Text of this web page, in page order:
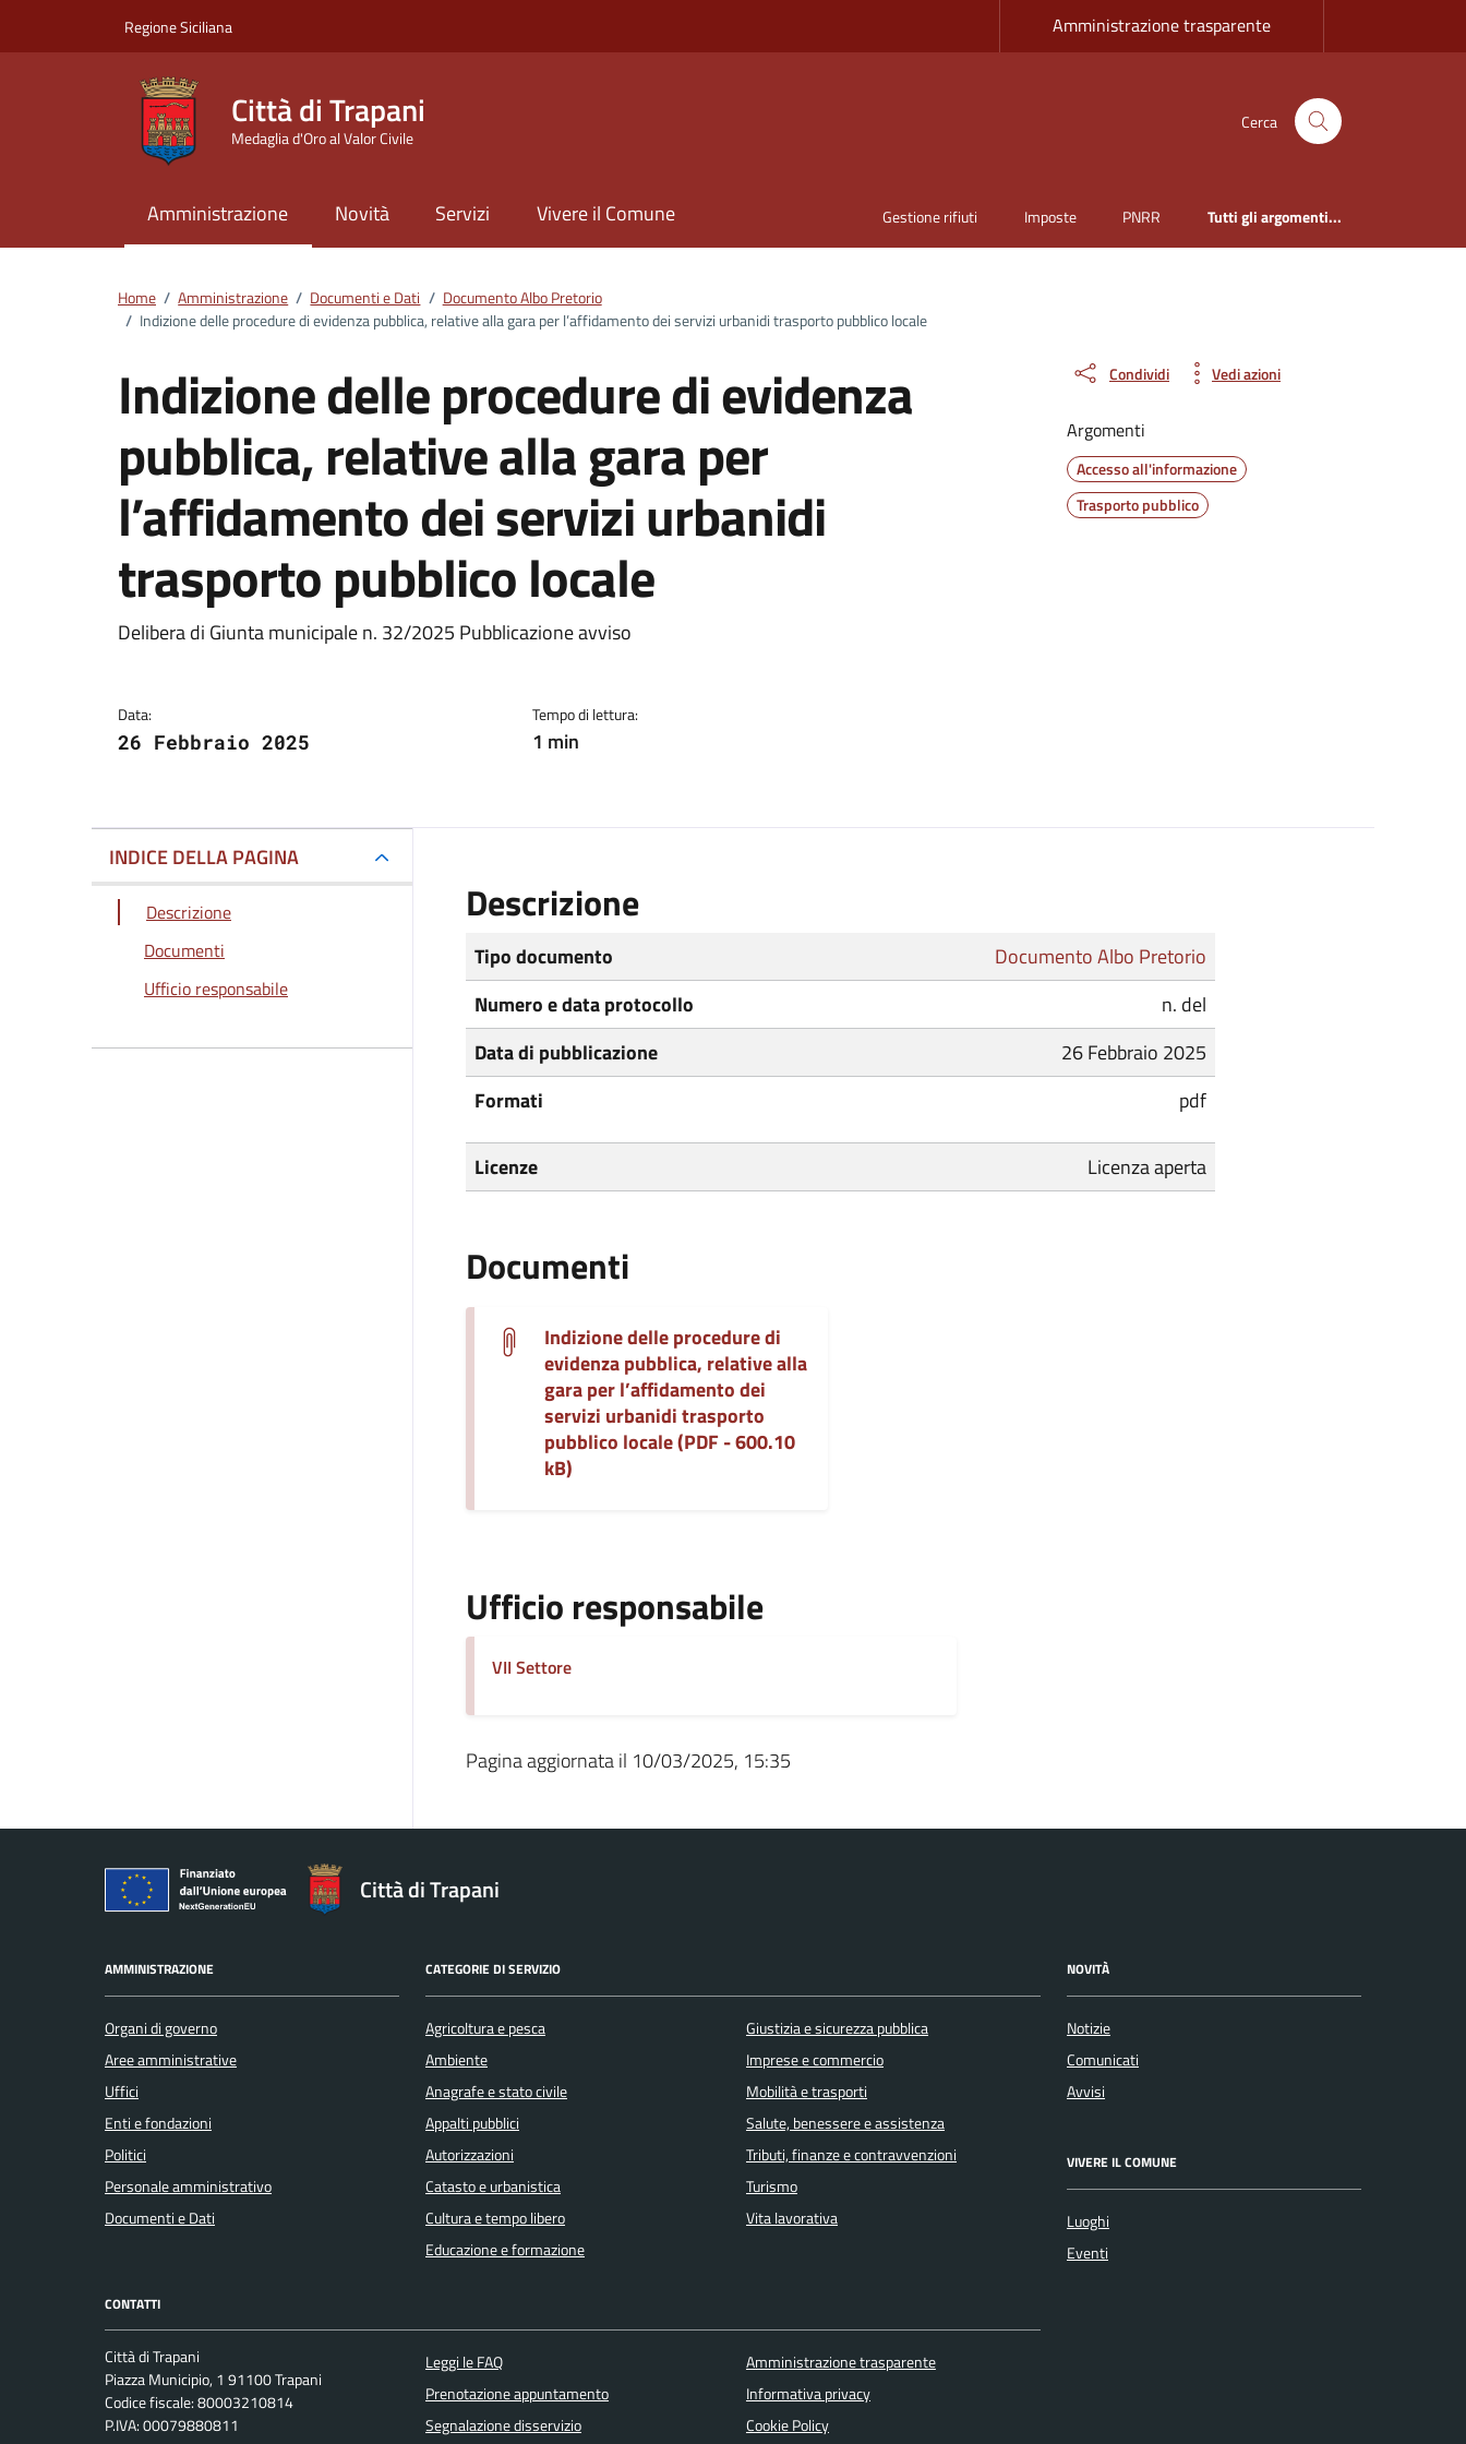
Regione Siciliana Amministrazione trasparente
Città di Trapani
Medaglia d'Oro al Valor Civile
Cerca
Amministrazione Novità Servizi Vivere il Comune Gestione rifiuti Imposte PNRR Tutti gli argomenti...
Home / Amministrazione / Documenti e Dati / Documento Albo Pretorio
/ Indizione delle procedure di evidenza pubblica, relative alla gara per l’affidamento dei servizi urbanidi trasporto pubblico locale
Indizione delle procedure di evidenza
pubblica, relative alla gara per
l’affidamento dei servizi urbanidi
trasporto pubblico locale
Dettagli del documento
Delibera di Giunta municipale n. 32/2025 Pubblicazione avviso
Data:
26 Febbraio 2025
Tempo di lettura:
1 min
Condividi Vedi azioni
Argomenti
Accesso all'informazione
Trasporto pubblico
INDICE DELLA PAGINA
Descrizione
Documenti
Ufficio responsabile
Descrizione
Tipo documento
Documento Albo Pretorio
Numero e data protocollo
n. del
Data di pubblicazione
26 Febbraio 2025
Formati
pdf
Licenze Licenza aperta
Documenti
Indizione delle procedure di
evidenza pubblica, relative alla
gara per l’affidamento dei
servizi urbanidi trasporto
pubblico locale (PDF - 600.10
kB)
Ufficio responsabile
VII Settore
Pagina aggiornata il 10/03/2025, 15:35
Città di Trapani
AMMINISTRAZIONE
Organi di governo
Aree amministrative
Uffici
Enti e fondazioni
Politici
Personale amministrativo
Documenti e Dati
CATEGORIE DI SERVIZIO
Agricoltura e pesca
Ambiente
Anagrafe e stato civile
Appalti pubblici
Autorizzazioni
Catasto e urbanistica
Cultura e tempo libero
Educazione e formazione
Giustizia e sicurezza pubblica
Imprese e commercio
Mobilità e trasporti
Salute, benessere e assistenza
Tributi, finanze e contravvenzioni
Turismo
Vita lavorativa
NOVITÀ
Notizie
Comunicati
Avvisi
VIVERE IL COMUNE
Luoghi
Eventi
CONTATTI
Città di Trapani
Piazza Municipio, 1 91100 Trapani
Codice fiscale: 80003210814
P.IVA: 00079880811
Leggi le FAQ
Prenotazione appuntamento
Segnalazione disservizio
Amministrazione trasparente
Informativa privacy
Cookie Policy